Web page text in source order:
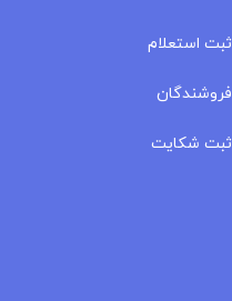
ثبت استعلام
فروشندگان
ثبت شکایت